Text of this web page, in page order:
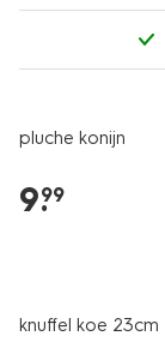
pluche konijn
9.
99
knuffel koe 23cm